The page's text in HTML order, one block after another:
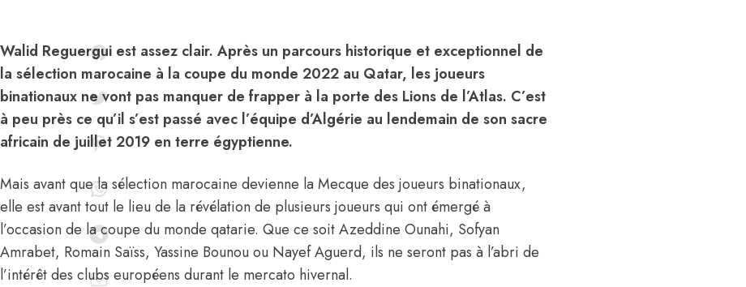
Walid Reguergui est assez clair. Après un parcours historique et exceptionnel de
la sélection marocaine à la coupe du monde 2022 au Qatar, les joueurs
binationaux ne vont pas manquer de frapper à la porte des Lions de l’Atlas. C’est
à peu près ce qu’il s’est passé avec l’équipe d’Algérie au lendemain de son sacre
africain de juillet 2019 en terre égyptienne.
Mais avant que la sélection marocaine devienne la Mecque des joueurs binationaux,
elle est avant tout le lieu de la révélation de plusieurs joueurs qui ont émergé à
l’occasion de la coupe du monde qatarie. Que ce soit Azeddine Ounahi, Sofyan
Amrabet, Romain Saïss, Yassine Bounou ou Nayef Aguerd, ils ne seront pas à l’abri de
l’intérêt des clubs européens durant le mercato hivernal.